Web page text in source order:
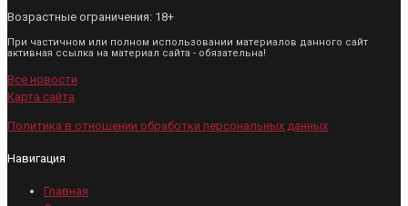
Возрастные ограничения: 18+
При частичном или полном использовании материалов данного сайт
активная ссылка на материал сайта - обязательна!
Все новости
Карта сайта
Политика в отношении обработки персональных данных
Навигация
Главная